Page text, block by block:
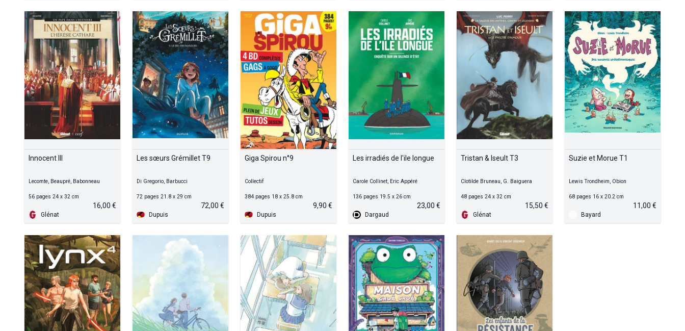
Innocent III
Lecomte, Beaupré, Babonneau
56 pages 24 x 32 cm
16,00 €
Glénat
Les sœurs Grémillet T9
Di Gregorio, Barbucci
72 pages 21.8 x 29 cm
72,00 €
Dupuis
Giga Spirou n°9
Collectif
384 pages 18 x 25.8 cm
9,90 €
Dupuis
Les irradiés de l'ile longue
Carole Collinet, Eric Appéré
136 pages 19.5 x 26 cm
23,00 €
Dargaud
Tristan & Iseult T3
Clotilde Bruneau, G. Baiguera
48 pages 24 x 32 cm
15,50 €
Glénat
Suzie et Morue T1
Lewis Trondheim, Obion
68 pages 16 x 20.2 cm
11,00 €
Bayard